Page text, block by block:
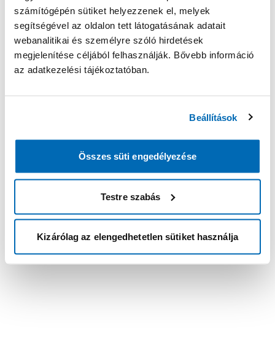
számítógépén sütiket helyezzenek el, melyek
segítségével az oldalon tett látogatásának adatait
webanalitikai és személyre szóló hirdetések
megjelenítése céljából felhasználják. Bővebb információ
az adatkezelési tájékoztatóban.
Beállítások
Összes süti engedélyezése
Testre szabás
Kizárólag az elengedhetetlen sütiket használja